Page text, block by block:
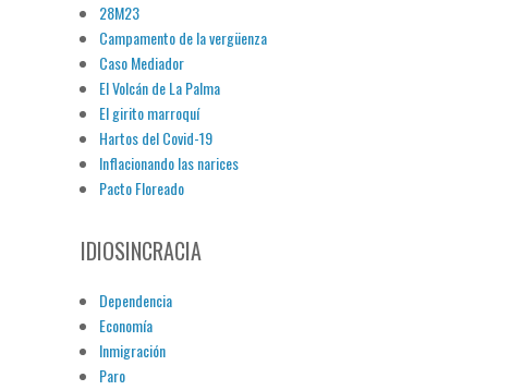
28M23
Campamento de la vergüenza
Caso Mediador
El Volcán de La Palma
El girito marroquí
Hartos del Covid-19
Inflacionando las narices
Pacto Floreado
IDIOSINCRACIA
Dependencia
Economía
Inmigración
Paro